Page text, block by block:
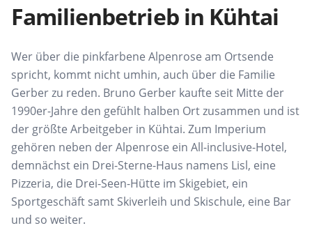
Familienbetrieb in Kühtai
Wer über die pinkfarbene Alpenrose am Ortsende
spricht, kommt nicht umhin, auch über die Familie
Gerber zu reden. Bruno Gerber kaufte seit Mitte der
1990er-Jahre den gefühlt halben Ort zusammen und ist
der größte Arbeitgeber in Kühtai. Zum Imperium
gehören neben der Alpenrose ein All-inclusive-Hotel,
demnächst ein Drei-Sterne-Haus namens Lisl, eine
Pizzeria, die Drei-Seen-Hütte im Skigebiet, ein
Sportgeschäft samt Skiverleih und Skischule, eine Bar
und so weiter.